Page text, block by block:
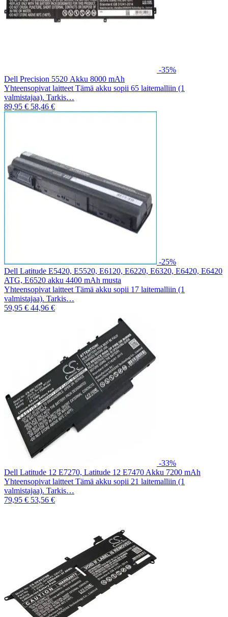
-35%
Dell Precision 5520 Akku 8000 mAh
Yhteensopivat laitteet Tämä akku sopii 65 laitemalliin (1
valmistajaa). Tarkis…
89,95 € 58,46 €
-25%
Dell Latitude E5420, E5520, E6120, E6220, E6320, E6420, E6420
ATG, E6520 akku 4400 mAh musta
Yhteensopivat laitteet Tämä akku sopii 17 laitemalliin (1
valmistajaa). Tarkis…
59,95 € 44,96 €
-33%
Dell Latitude 12 E7270, Latitude 12 E7470 Akku 7200 mAh
Yhteensopivat laitteet Tämä akku sopii 21 laitemalliin (1
valmistajaa). Tarkis…
79,95 € 53,56 €